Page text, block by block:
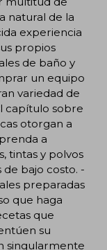
natural de la
experiencia
propios
de baño y
un equipo
variedad de
capítulo sobre
otorgan a
a
tintas y polvos
bajo costo. -
preparadas
que haga
que
su
singularmente